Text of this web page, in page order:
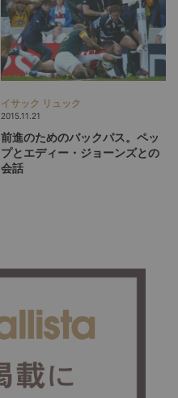
イサック リュック
2015.11.21
前進のためのバックパス。ペッ
プとエディー・ジョーンズとの
会話